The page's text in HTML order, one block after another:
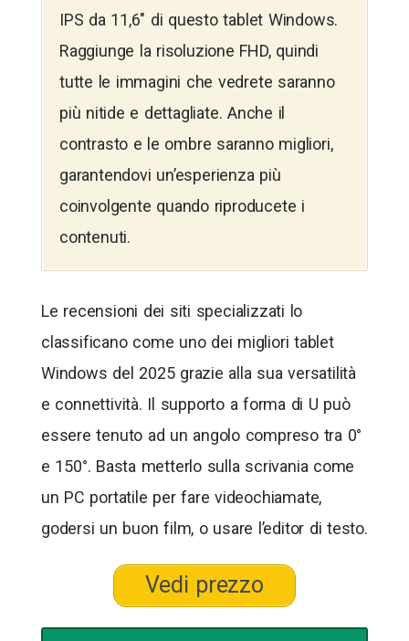
IPS da 11,6″ di questo tablet Windows.
Raggiunge la risoluzione FHD, quindi
tutte le immagini che vedrete saranno
più nitide e dettagliate. Anche il
contrasto e le ombre saranno migliori,
garantendovi un’esperienza più
coinvolgente quando riproducete i
contenuti.
Le recensioni dei siti specializzati lo
classificano come uno dei migliori tablet
Windows del 2025 grazie alla sua versatilità
e connettività. Il supporto a forma di U può
essere tenuto ad un angolo compreso tra 0°
e 150°. Basta metterlo sulla scrivania come
un PC portatile per fare videochiamate,
godersi un buon film, o usare l’editor di testo.
Vedi prezzo